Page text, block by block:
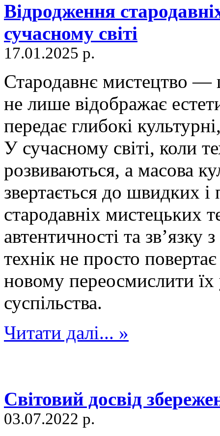
Відродження
сучасному світі
17.01.2025 р.
Стародавнє мистецтво —
не лише відображає
передає глибокі
У сучасному світі, коли
розвиваються, а масова
звертається до швидких
стародавніх мистецьких
автентичності та
технік не просто
новому переосмислити їх
суспільства.
Читати далі... »
Світовий досвід
03.07.2022 р.